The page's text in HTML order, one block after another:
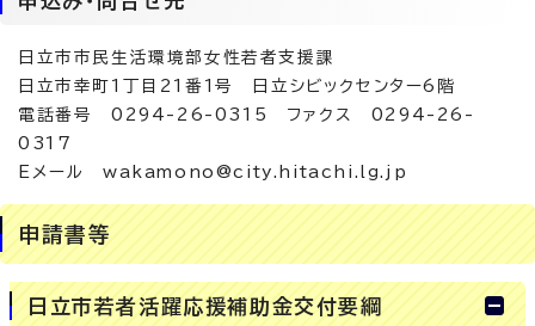
日立市市民生活環境部女性若者支援課
日立市幸町1丁目21番1号 日立シビックセンター6階
電話番号 0294-26-0315 ファクス 0294-26-
0317
Eメール wakamono@city.hitachi.lg.jp
申請書等
日立市若者活躍応援補助金交付要綱